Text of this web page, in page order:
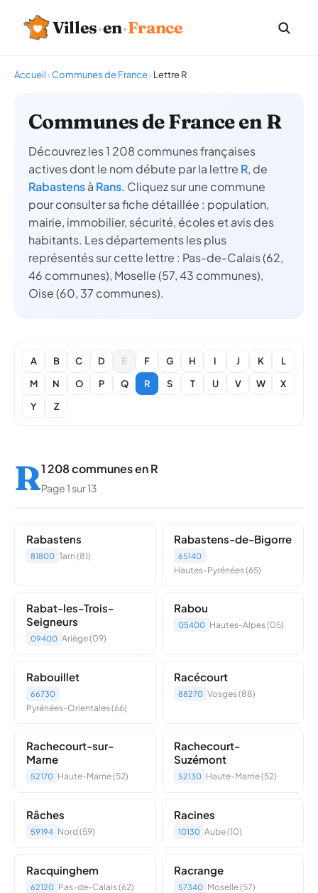
Villes·en·France
Accueil ›Communes de France› Lettre R
Communes de France en R
Découvrez les 1 208 communes françaises
actives dont le nom débute par la lettre R, de
Rabastensà Rans. Cliquez sur une commune
pour consulter sa fiche détaillée : population,
mairie, immobilier, sécurité, écoles et avis des
habitants. Les départements les plus
représentés sur cette lettre : Pas-de-Calais (62,
46 communes), Moselle (57, 43 communes),
Oise (60, 37 communes).
A B C D E F G H I J K
L
M
N O P Q R S T U V W
X
Y
Z
R1 208 communes en R
Page 1 sur 13
Rabastens
81800 Tarn (81)
Rabastens-de-Bigorre
65140
Hautes-Pyrénées (65)
Rabat-les-Trois-
Seigneurs
09400 Ariège (09)
Rabou
05400 Hautes-Alpes (05)
Rabouillet
66730
Pyrénées-Orientales (66)
Racécourt
88270 Vosges (88)
Rachecourt-sur-
Marne
52170 Haute-Marne (52)
Rachecourt-
Suzémont
52130 Haute-Marne (52)
Râches
59194 Nord (59)
Racines
10130 Aube (10)
Racquinghem
62120 Pas-de-Calais (62)
Racrange
57340 Moselle (57)